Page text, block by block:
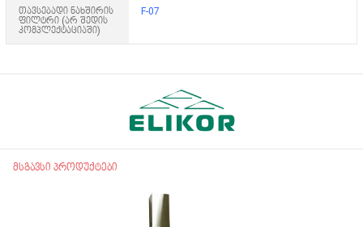
თავსებადი ნახშირის
ფილტრი (არ შედის
კომპლექტაციაში)
F-07
მსგავსი პროდუქტები